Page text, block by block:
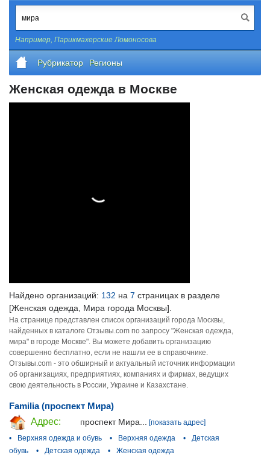
Например, Парикмахерские Ломоносова
Рубрикатор Регионы
Женская одежда в Москве
Найдено организаций: 132 на 7 страницах в разделе
[Женская одежда, Мира города Москвы].
На странице представлен список организаций города Москвы,
найденных в каталоге Отзывы.com по запросу "Женская одежда,
мира" в городе Москве". Вы можете добавить организацию
совершенно бесплатно, если не нашли ее в справочнике.
Отзывы.com - это обширный и актуальный источник информации
об организациях, предприятиях, компаниях и фирмах, ведущих
свою деятельность в России, Украине и Казахстане.
Familia (проспект Мира)
Адрес:
проспект Мира...
[показать адрес]
•
Верхняя одежда и обувь • Верхняя одежда •
Детская
обувь
• Детская одежда •
Женская одежда